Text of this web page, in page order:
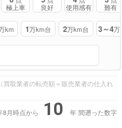
極上車 良好 使用感有 難有
km 1万km台 2万km台 3～4万
取業者の転売額＝販売業者の仕入れ
8月時点から 10 年 間遡った数字